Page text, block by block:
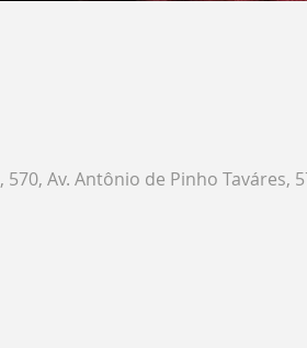
Av. Antônio de Pinho Taváres,